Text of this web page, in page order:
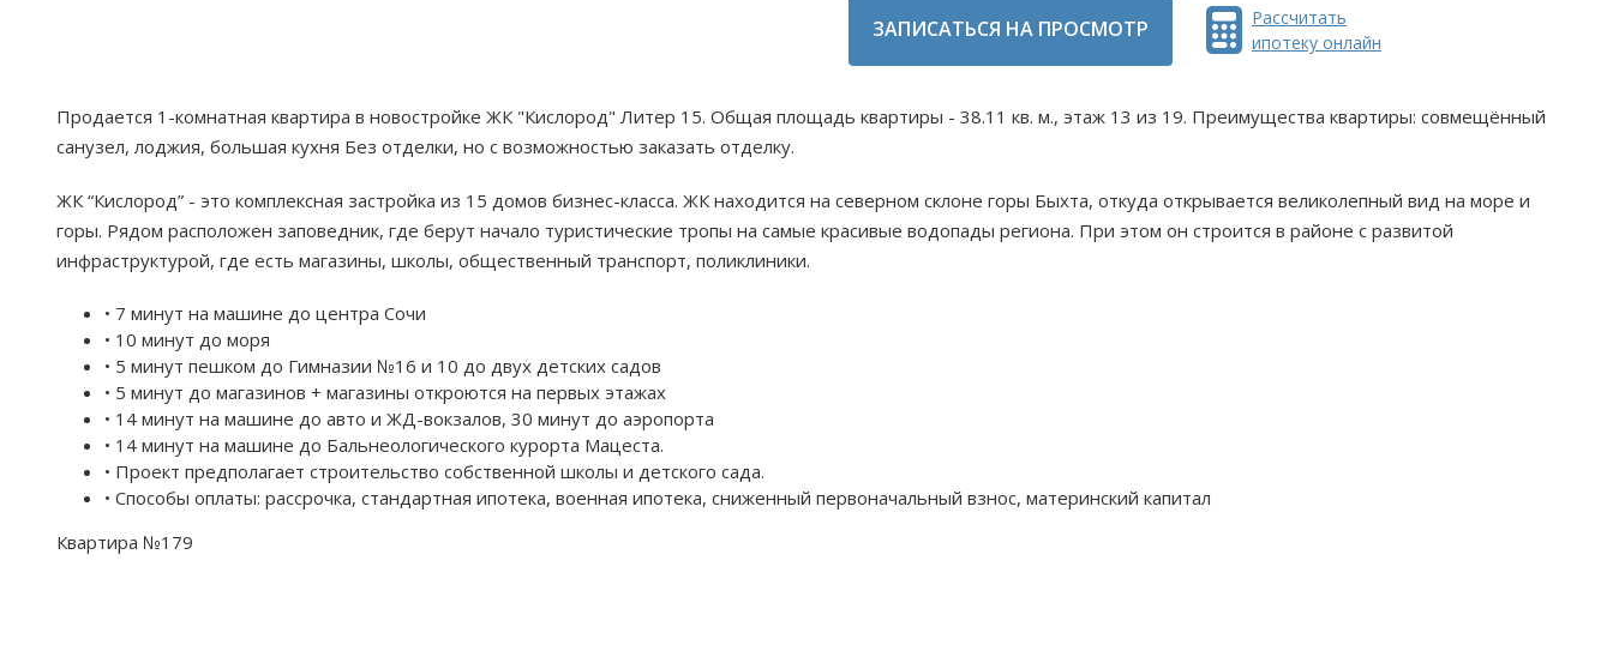
ЗАПИСАТЬСЯ НА ПРОСМОТР
Рассчитать
ипотеку онлайн
Продается 1-комнатная квартира в новостройке ЖК "Кислород" Литер 15. Общая площадь квартиры - 38.11 кв. м., этаж 13 из 19. Преимущества квартиры: совмещённый
санузел, лоджия, большая кухня Без отделки, но с возможностью заказать отделку.
ЖК “Кислород” - это комплексная застройка из 15 домов бизнес-класса. ЖК находится на северном склоне горы Быхта, откуда открывается великолепный вид на море и
горы. Рядом расположен заповедник, где берут начало туристические тропы на самые красивые водопады региона. При этом он строится в районе с развитой
инфраструктурой, где есть магазины, школы, общественный транспорт, поликлиники.
• 7 минут на машине до центра Сочи
• 10 минут до моря
• 5 минут пешком до Гимназии №16 и 10 до двух детских садов
• 5 минут до магазинов + магазины откроются на первых этажах
• 14 минут на машине до авто и ЖД-вокзалов, 30 минут до аэропорта
• 14 минут на машине до Бальнеологического курорта Мацеста.
• Проект предполагает строительство собственной школы и детского сада.
• Способы оплаты: рассрочка, стандартная ипотека, военная ипотека, сниженный первоначальный взнос, материнский капитал
Квартира №179